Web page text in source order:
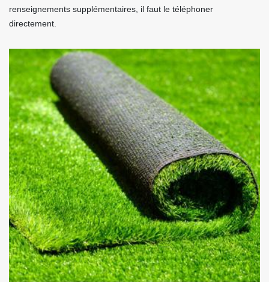
renseignements supplémentaires, il faut le téléphoner
directement.